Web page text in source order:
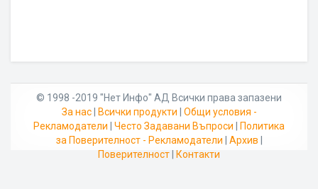
© 1998 -2019 "Нет Инфо" АД Всички права запазени
За нас| Всички продукти
Общи условия -
Рекламодатели
Често Задавани Въпроси
Политика
за Поверителност - Рекламодатели
Архив
Поверителност
Контакти